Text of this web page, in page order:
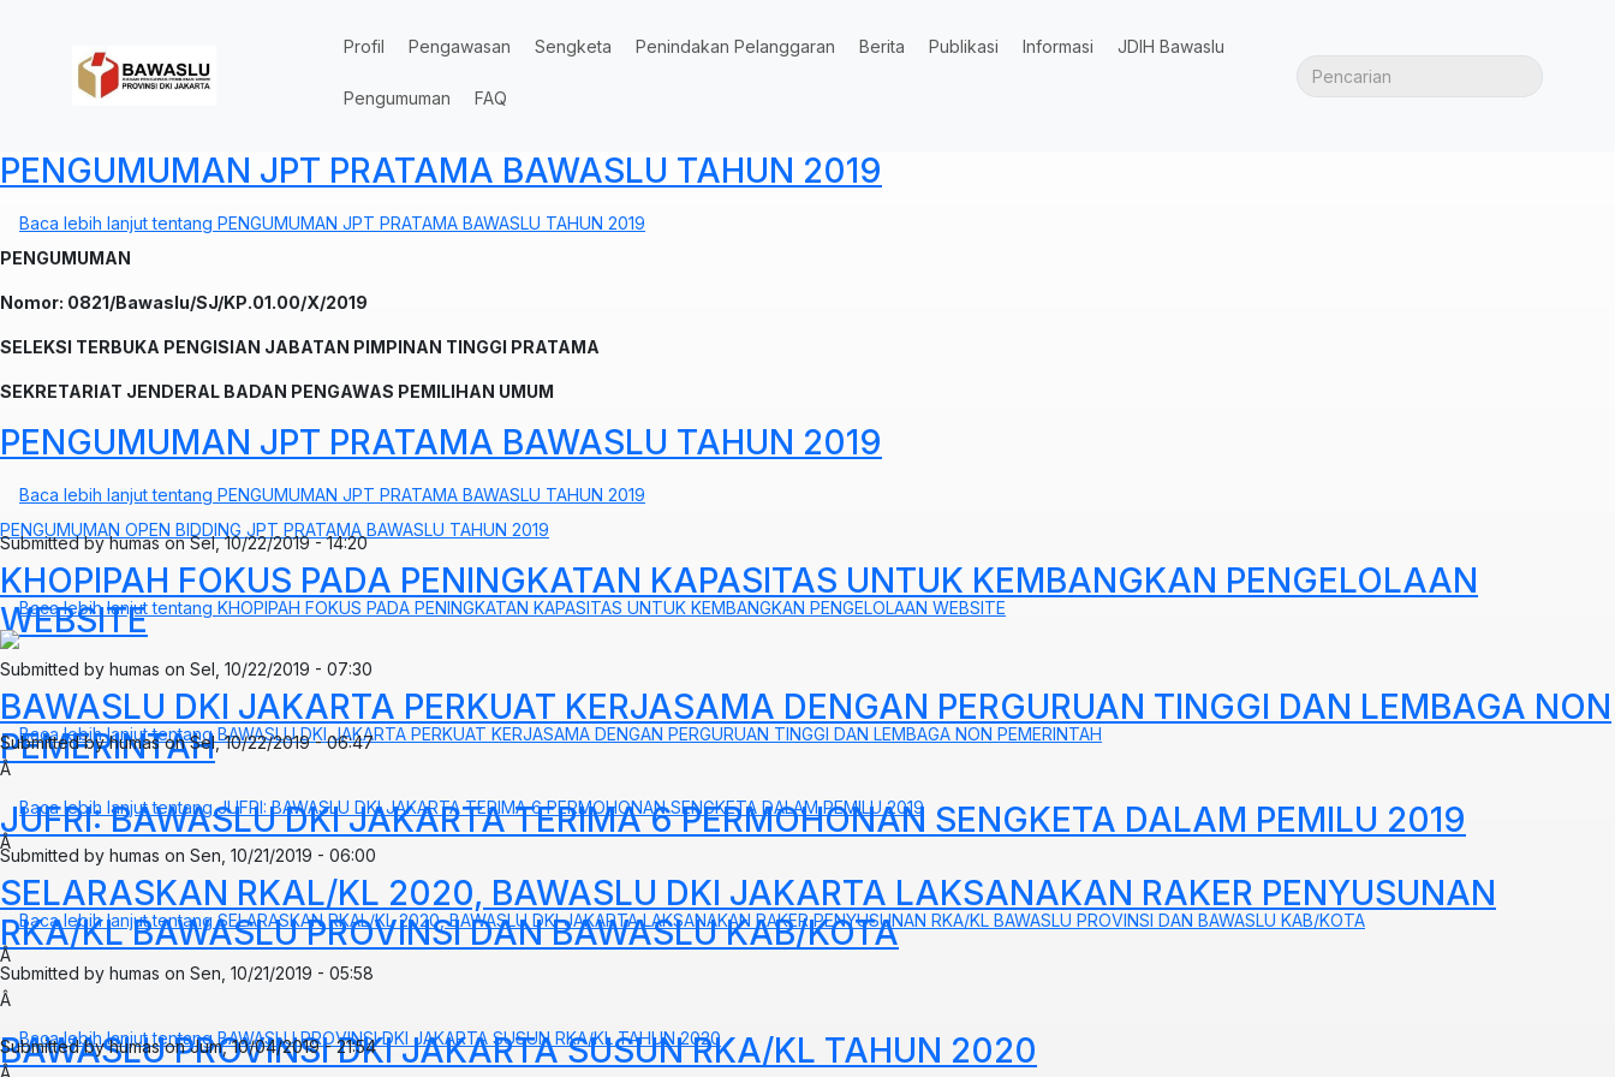
Profil
Pengawasan Sengketa Penindakan Pelanggaran Berita Publikasi Informasi JDIH Bawaslu
Pengumuman FAQ
PENGUMUMAN JPT PRATAMA BAWASLU TAHUN 2019
Baca lebih lanjuttentang PENGUMUMAN JPT PRATAMA BAWASLU TAHUN 2019
PENGUMUMAN
Nomor: 0821/Bawaslu/SJ/KP.01.00/X/2019
SELEKSI TERBUKA PENGISIAN JABATAN PIMPINAN TINGGI PRATAMA
SEKRETARIAT JENDERAL BADAN PENGAWAS PEMILIHAN UMUM
PENGUMUMAN JPT PRATAMA BAWASLU TAHUN 2019
Baca lebih lanjuttentang PENGUMUMAN JPT PRATAMA BAWASLU TAHUN 2019
PENGUMUMAN OPEN BIDDING JPT PRATAMA BAWASLU TAHUN 2019
KHOPIPAH FOKUS PADA PENINGKATAN KAPASITAS UNTUK KEMBANGKAN PENGELOLAAN
WEBSITE
Submitted byhumasonSel, 10/22/2019 - 14:20
Baca lebih lanjuttentang KHOPIPAH FOKUS PADA PENINGKATAN KAPASITAS UNTUK KEMBANGKAN PENGELOLAAN WEBSITE
BAWASLU DKI JAKARTA PERKUAT KERJASAMA DENGAN PERGURUAN TINGGI DAN LEMBAGA NON
PEMERINTAH
Submitted by humas on Sel, 10/22/2019 - 07:30
Baca lebih lanjuttentang BAWASLU DKI JAKARTA PERKUAT KERJASAMA DENGAN PERGURUAN TINGGI DAN LEMBAGA NON PEMERINTAH
Â
JUFRI: BAWASLU DKI JAKARTA TERIMA 6 PERMOHONAN SENGKETA DALAM PEMILU 2019
Submitted byhumasonSel, 10/22/2019 - 06:47
Baca lebih lanjuttentang JUFRI: BAWASLU DKI JAKARTA TERIMA 6 PERMOHONAN SENGKETA DALAM PEMILU 2019
Â
SELARASKAN RKAL/KL 2020, BAWASLU DKI JAKARTA LAKSANAKAN RAKER PENYUSUNAN
RKA/KL BAWASLU PROVINSI DAN BAWASLU KAB/KOTA
Submitted by humas on Sen, 10/21/2019 - 06:00
Baca lebih lanjuttentang SELARASKAN RKAL/KL 2020, BAWASLU DKI JAKARTA LAKSANAKAN RAKER PENYUSUNAN RKA/KL BAWASLU PROVINSI DAN BAWASLU KAB/KOTA
Â
Â
BAWASLU PROVINSI DKI JAKARTA SUSUN RKA/KL TAHUN 2020
Submitted by humas on Sen, 10/21/2019 - 05:58
Baca lebih lanjuttentang BAWASLU PROVINSI DKI JAKARTA SUSUN RKA/KL TAHUN 2020
Â
Submitted byhumasonJum, 10/04/2019 - 21:54